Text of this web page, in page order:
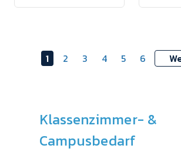
1 2 3 4 5 6
Klassenzimmer- &
Campusbedarf